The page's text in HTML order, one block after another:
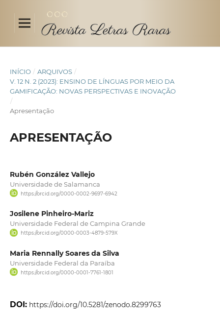
INÍCIO / ARQUIVOS /
V. 12 N. 2 (2023): ENSINO DE LÍNGUAS POR MEIO DA
GAMIFICAÇÃO: NOVAS PERSPECTIVAS E INOVAÇÃO
/
Apresentação
APRESENTAÇÃO
Rubén González Vallejo
Universidade de Salamanca
https://orcid.org/0000-0002-9697-6942
Josilene Pinheiro-Mariz
Universidade Federal de Campina Grande
https://orcid.org/0000-0003-4879-579X
Maria Rennally Soares da Silva
Universidade Federal da Paraíba
https://orcid.org/0000-0001-7761-1801
DOI: https://doi.org/10.5281/zenodo.8299763